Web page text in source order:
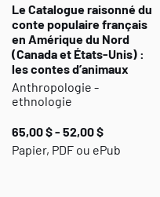
Le Catalogue raisonné du
conte populaire français
en Amérique du Nord
(Canada et États-Unis) :
les contes d’animaux
Anthropologie -
ethnologie
65,00 $ - 52,00 $
Papier, PDF ou ePub